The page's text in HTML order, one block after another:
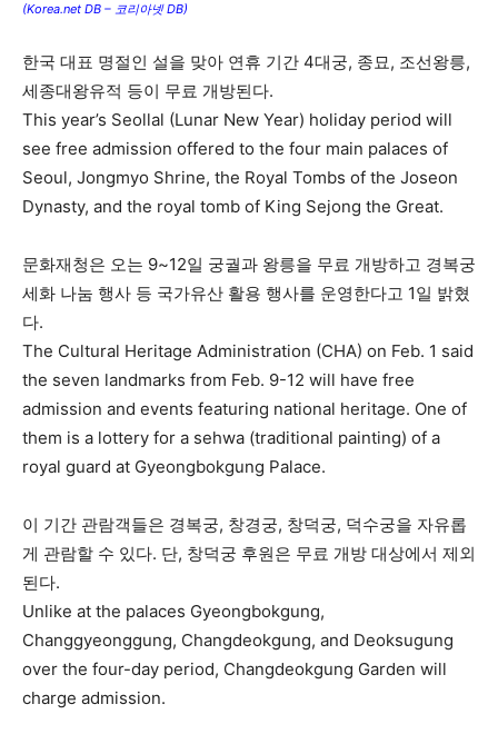
(Korea.net DB – 코리아넷 DB)
한국 대표 명절인 설을 맞아 연휴 기간 4대궁, 종묘, 조선왕릉,
세종대왕유적 등이 무료 개방된다.
This year’s Seollal (Lunar New Year) holiday period will
see free admission offered to the four main palaces of
Seoul, Jongmyo Shrine, the Royal Tombs of the Joseon
Dynasty, and the royal tomb of King Sejong the Great.
문화재청은 오는 9~12일 궁궐과 왕릉을 무료 개방하고 경복궁
세화 나눔 행사 등 국가유산 활용 행사를 운영한다고 1일 밝혔
다.
The Cultural Heritage Administration (CHA) on Feb. 1 said
the seven landmarks from Feb. 9-12 will have free
admission and events featuring national heritage. One of
them is a lottery for a sehwa (traditional painting) of a
royal guard at Gyeongbokgung Palace.
이 기간 관람객들은 경복궁, 창경궁, 창덕궁, 덕수궁을 자유롭
게 관람할 수 있다. 단, 창덕궁 후원은 무료 개방 대상에서 제외
된다.
Unlike at the palaces Gyeongbokgung,
Changgyeonggung, Changdeokgung, and Deoksugung
over the four-day period, Changdeokgung Garden will
charge admission.